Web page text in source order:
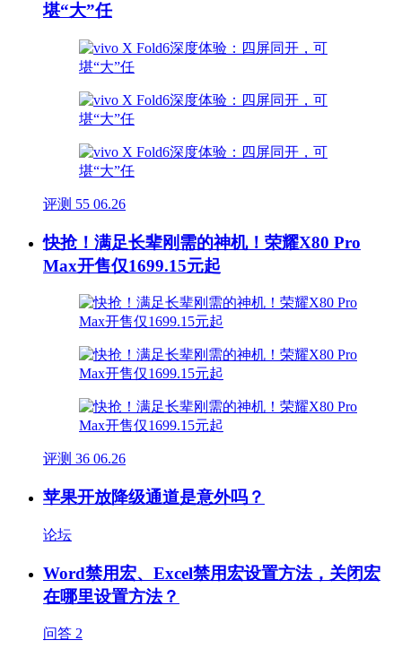
堪“大”任
评测 55 06.26
快抢！满足长辈刚需的神机！荣耀X80 Pro
Max开售仅1699.15元起
评测 36 06.26
苹果开放降级通道是意外吗？
论坛
Word禁用宏、Excel禁用宏设置方法，关闭宏
在哪里设置方法？
问答 2